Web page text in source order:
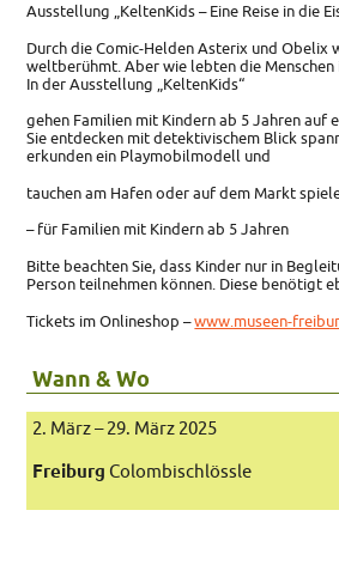
Ausstellung „KeltenKids – Eine Reise in die
Durch die Comic-Helden Asterix und Obelix
weltberühmt. Aber wie lebten die Menschen
In der Ausstellung „KeltenKids“
gehen Familien mit Kindern ab 5 Jahren auf
Sie entdecken mit detektivischem Blick
erkunden ein Playmobilmodell und
tauchen am Hafen oder auf dem Markt
– für Familien mit Kindern ab 5 Jahren
Bitte beachten Sie, dass Kinder nur in
Person teilnehmen können. Diese benötigt
Tickets im Onlineshop –www.museen-
Wann & Wo
2. März – 29. März 2025
Freiburg Colombischlössle